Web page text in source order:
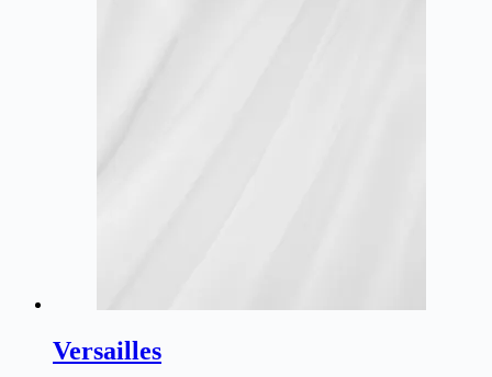
Versailles